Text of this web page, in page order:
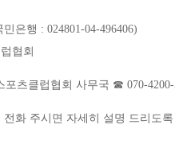
은행 : 024801-04-496406)
협회
포츠클럽협회 사무국 ☎ 070-4200-
화 주시면 자세히 설명 드리도